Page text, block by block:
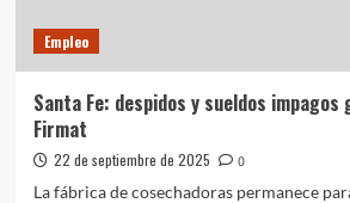
y
Empleo
Santa Fe: despidos y sueldos
Firmat
22 de septiembre de 2025
0
La fábrica de cosechadoras permanece